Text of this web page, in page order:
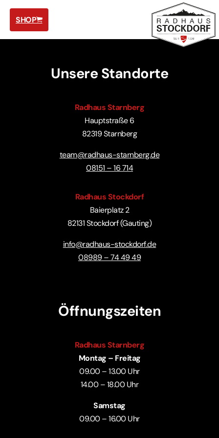
SHOP
Unsere Standorte
Radhaus Starnberg
Hauptstraße 6
82319 Starnberg
team@radhaus-starnberg.de
08151 – 16 714
Radhaus Stockdorf
Baierplatz 2
82131 Stockdorf (Gauting)
info@radhaus-stockdorf.de
08989 – 74 49 49
Öffnungszeiten
Radhaus Starnberg
Montag – Freitag
09.00 – 13.00 Uhr
14.00 – 18.00 Uhr
Samstag
09.00 – 16.00 Uhr